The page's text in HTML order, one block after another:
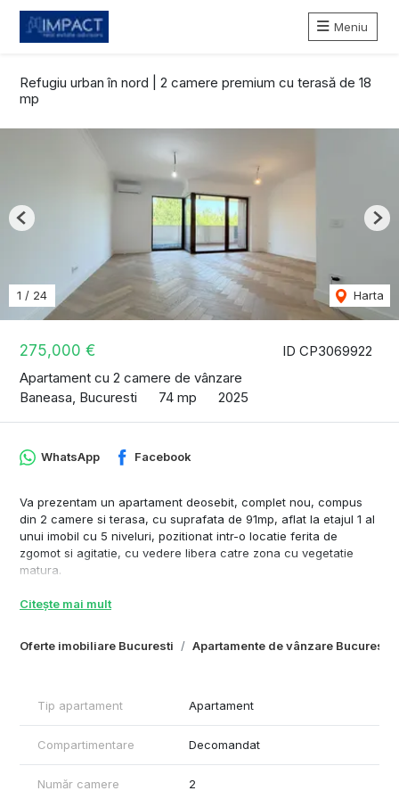
Meniu
Refugiu urban în nord | 2 camere premium cu terasă de 18
mp
ID CP3069922
275,000 €
Apartament cu 2 camere de vânzare
Baneasa, Bucuresti
74 mp 2025
1 / 24 Harta
Previous
Oferte imobiliare Bucuresti Apartamente de vânzare Bucuresti
WhatsApp Facebook
Va prezentam un apartament deosebit, complet nou, compus
din 2 camere si terasa, cu suprafata de 91mp, aflat la etajul 1 al
unui imobil cu 5 niveluri, pozitionat intr-o locatie ferita de
zgomot si agitatie, cu vedere libera catre zona cu vegetatie
matura.
comune elegante, doua lifturi, gradina cu design armonios.
și acces către terasa care extinde în mod natural spațiul de
mp (releveu in anunt)
- Dormitor cu baie proprie (baie cu cada free standing) si acces
-Bucatarie inchisa - cu acces catre terasa
Citește mai mult
Tip apartament Apartament
Compartimentare Decomandat
Număr camere 2